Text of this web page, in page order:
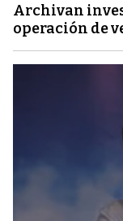
Archivan
operación de